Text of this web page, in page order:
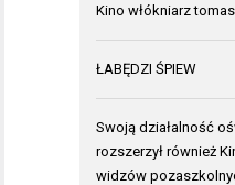
Kino włókniarz
ŁABĘDZI ŚPIEW
Swoją działalność
rozszerzył również
widzów